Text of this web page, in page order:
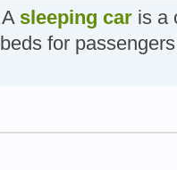
A sleeping car is a
for